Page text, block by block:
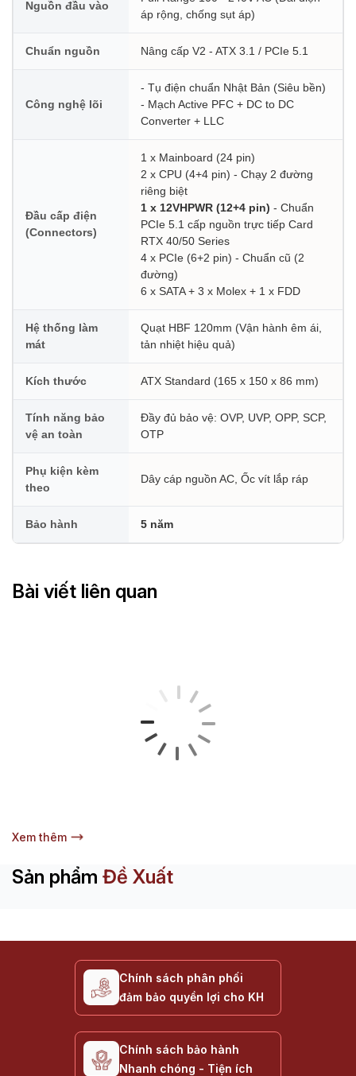
Nguồn đầu vào
áp rộng, chống sụt áp)
Chuẩn nguồn Nâng cấp V2 - ATX 3.1 / PCIe 5.1
Công nghệ lõi
- Tụ điện chuẩn Nhật Bản (Siêu bền)
- Mạch Active PFC + DC to DC
Converter + LLC
Đầu cấp điện
(Connectors)
1 x Mainboard (24 pin)
2 x CPU (4+4 pin) - Chạy 2 đường
riêng biệt
1 x 12VHPWR (12+4 pin) - Chuẩn
PCIe 5.1 cấp nguồn trực tiếp Card
RTX 40/50 Series
4 x PCIe (6+2 pin) - Chuẩn cũ (2
đường)
6 x SATA + 3 x Molex + 1 x FDD
Hệ thống làm
mát
Quạt HBF 120mm (Vận hành êm ái,
tản nhiệt hiệu quả)
Kích thước ATX Standard (165 x 150 x 86 mm)
Tính năng bảo
vệ an toàn
Đầy đủ bảo vệ: OVP, UVP, OPP, SCP,
OTP
Phụ kiện kèm
theo
Dây cáp nguồn AC, Ốc vít lắp ráp
Bảo hành 5 năm
Bài viết liên quan
Xem thêm
Sản phẩm Đề Xuất
Chính sách phân phối
đảm bảo quyền lợi cho KH
Chính sách bảo hành
Nhanh chóng - Tiện ích